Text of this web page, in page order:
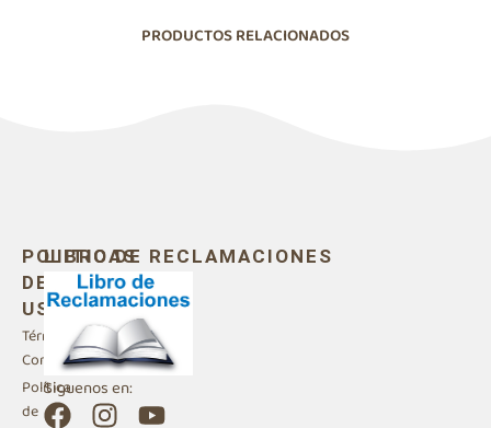
PRODUCTOS RELACIONADOS
POLITICAS
DE
USO
Términos y
Condiciones
Política
de
LIBRO DE RECLAMACIONES
Siguenos en:
F I Y